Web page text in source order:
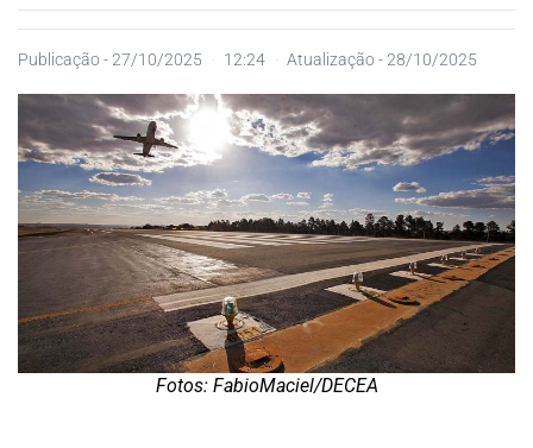
Publicação -27/10/2025 12:24 Atualização - 28/10/2025
Fotos: FabioMaciel/DECEA